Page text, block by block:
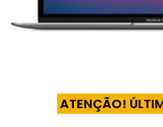
ATENÇÃO!